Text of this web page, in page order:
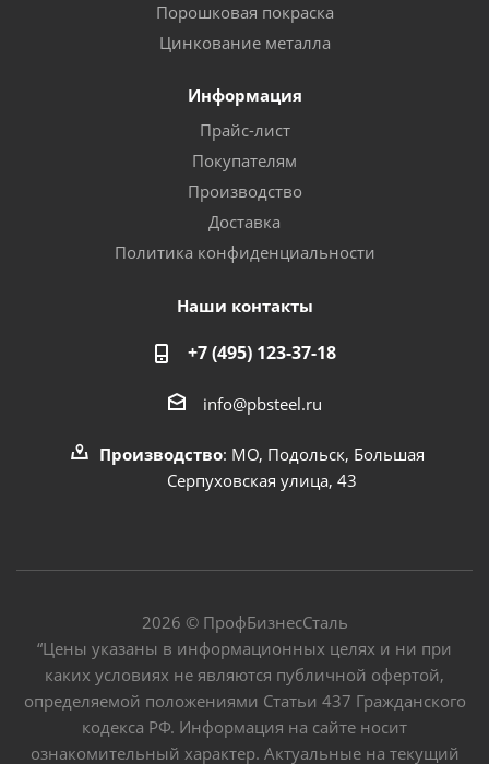
Порошковая покраска
Цинкование металла
Информация
Прайс-лист
Покупателям
Производство
Доставка
Политика конфиденциальности
Наши контакты
+7 (495) 123-37-18
info@pbsteel.ru
Производство: МО, Подольск, Большая
Серпуховская улица, 43
2026 © ПрофБизнесСталь
“Цены указаны в информационных целях и ни при
каких условиях не являются публичной офертой,
определяемой положениями Статьи 437 Гражданского
кодекса РФ. Информация на сайте носит
ознакомительный характер. Актуальные на текущий